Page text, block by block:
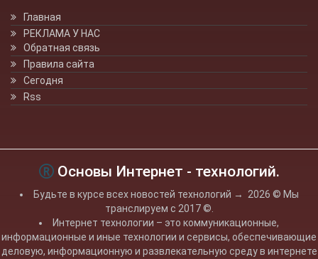
Главная
РЕКЛАМА У НАС
Обратная связь
Правила сайта
Сегодня
Rss
Основы Интернет - технологий.
Будьте в курсе всех новостей технологий → 2026 © Мы
транслируем с 2017 ©.
Интернет технологии – это коммуникационные,
информационные и иные технологии и сервисы, обеспечивающие
деловую, информационную и развлекательную среду в интернете